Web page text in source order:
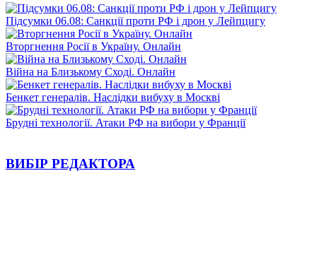
Підсумки 06.08: Санкції проти РФ і дрон у Лейпцигу
Вторгнення Росії в Україну. Онлайн
Війна на Близькому Сході. Онлайн
Бенкет генералів. Наслідки вибуху в Москві
Брудні технології. Атаки РФ на вибори у Франції
ВИБІР РЕДАКТОРА